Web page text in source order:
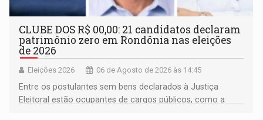
CLUBE DOS R$ 00,00: 21 candidatos declaram
patrimônio zero em Rondônia nas eleições
de 2026
Eleições 2026 06 de Agosto de 2026 às 14:45
Entre os postulantes sem bens declarados à Justiça
Eleitoral estão ocupantes de cargos públicos, como a